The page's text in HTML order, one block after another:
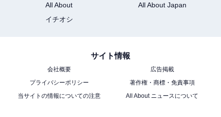
All About
All About Japan
イチオシ
サイト情報
会社概要
広告掲載
プライバシーポリシー
著作権・商標・免責事項
当サイトの情報についての注意
All About ニュースについて